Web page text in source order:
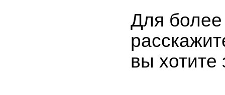
Для более
вы хотите